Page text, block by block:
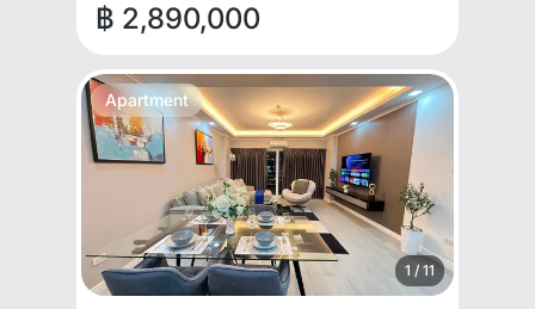
฿ 2,890,000
1 / 11
Apartment